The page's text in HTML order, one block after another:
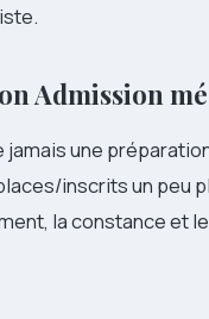
Admission
une
inscrits un peu
la constance et